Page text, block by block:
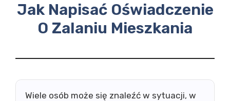
Jak Napisać Oświadczenie
O Zalaniu Mieszkania
Wiele osób może się znaleźć w sytuacji, w